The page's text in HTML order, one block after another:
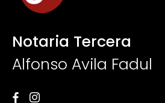
Notaria Tercera
Alfonso Avila Fadul